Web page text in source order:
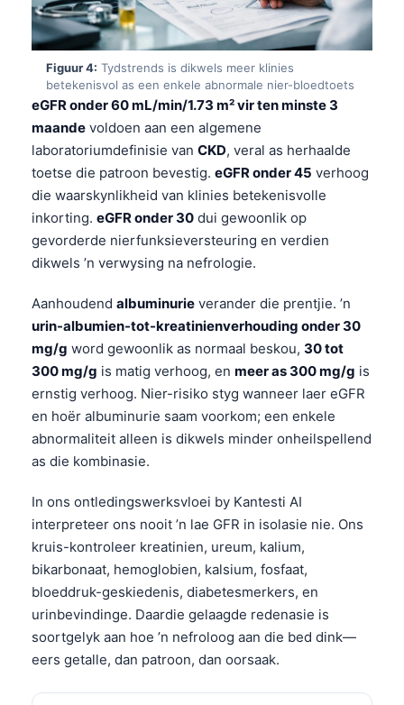
Figuur 4: Tydstrends is dikwels meer klinies
betekenisvol as een enkele abnormale nier-bloedtoets
eGFR onder 60 mL/min/1.73 m² vir ten minste 3
maande voldoen aan een algemene
laboratoriumdefinisie van CKD, veral as herhaalde
toetse die patroon bevestig. eGFR onder 45 verhoog
die waarskynlikheid van klinies betekenisvolle
inkorting. eGFR onder 30 dui gewoonlik op
gevorderde nierfunksieversteuring en verdien
dikwels ’n verwysing na nefrologie.
Aanhoudend albuminurie verander die prentjie. ’n
urin-albumien-tot-kreatinienverhouding onder 30
mg/g word gewoonlik as normaal beskou, 30 tot
300 mg/g is matig verhoog, en meer as 300 mg/g is
ernstig verhoog. Nier-risiko styg wanneer laer eGFR
en hoër albuminurie saam voorkom; een enkele
abnormaliteit alleen is dikwels minder onheilspellend
as die kombinasie.
In ons ontledingswerksvloei by Kantesti AI
interpreteer ons nooit ’n lae GFR in isolasie nie. Ons
kruis-kontroleer kreatinien, ureum, kalium,
bikarbonaat, hemoglobien, kalsium, fosfaat,
bloeddruk-geskiedenis, diabetesmerkers, en
urinbevindinge. Daardie gelaagde redenasie is
soortgelyk aan hoe ’n nefroloog aan die bed dink—
eers getalle, dan patroon, dan oorsaak.